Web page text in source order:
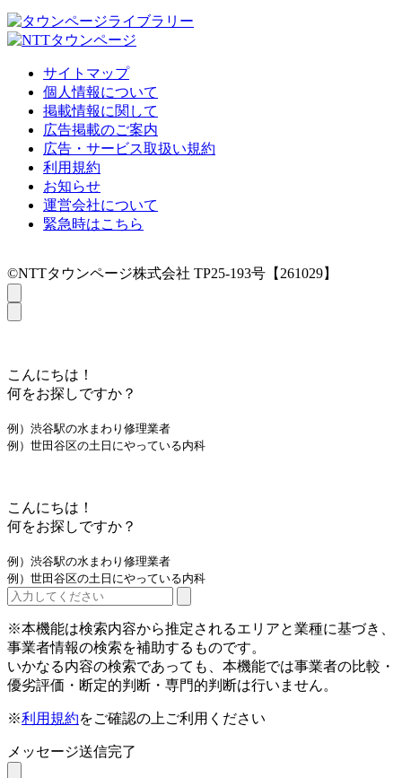
サイトマップ
個人情報について
掲載情報に関して
広告掲載のご案内
広告・サービス取扱い規約
利用規約
お知らせ
運営会社について
緊急時はこちら
©NTTタウンページ株式会社 TP25-193号【261029】
こんにちは！
何をお探しですか？
例）渋谷駅の水まわり修理業者
例）世田谷区の土日にやっている内科
こんにちは！
何をお探しですか？
例）渋谷駅の水まわり修理業者
例）世田谷区の土日にやっている内科
※本機能は検索内容から推定されるエリアと業種に基づき、
事業者情報の検索を補助するものです。
いかなる内容の検索であっても、本機能では事業者の比較・
優劣評価・断定的判断・専門的判断は行いません。
※利用規約をご確認の上ご利用ください
メッセージ送信完了